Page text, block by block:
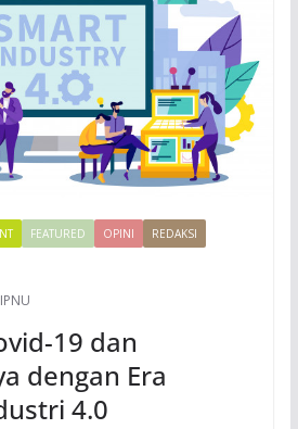
FEATURED OPINI
REDAKSI
IPNU
19 dan
dengan Era
4.0